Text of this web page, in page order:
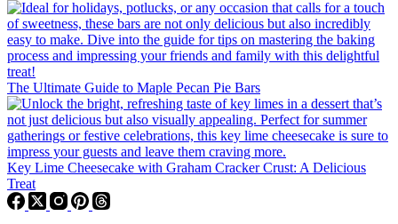
The Ultimate Guide to Maple Pecan Pie Bars
Key Lime Cheesecake with Graham Cracker Crust: A Delicious
Treat